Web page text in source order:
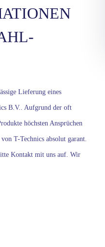
Lieferung eines
B.V.. Aufgrund der oft
höchsten Ansprüchen
T-Technics absolut garant.
Kontakt mit uns auf. Wir